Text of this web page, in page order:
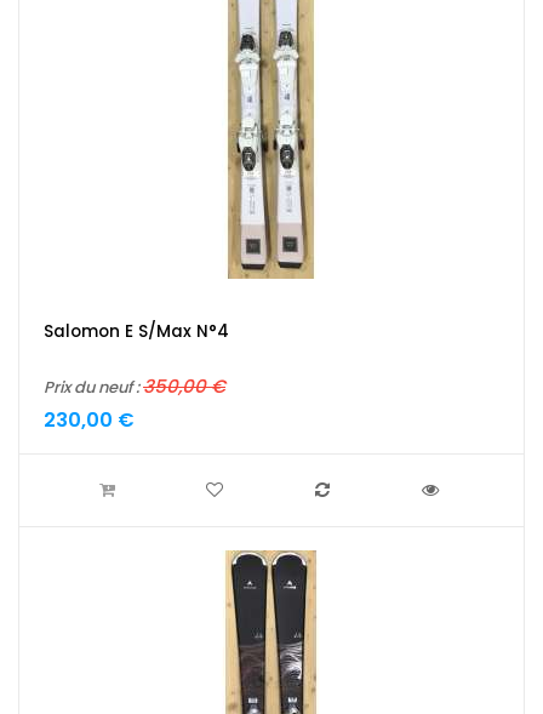
Salomon E S/Max N°4
Prix du neuf :350,00 €
230,00 €